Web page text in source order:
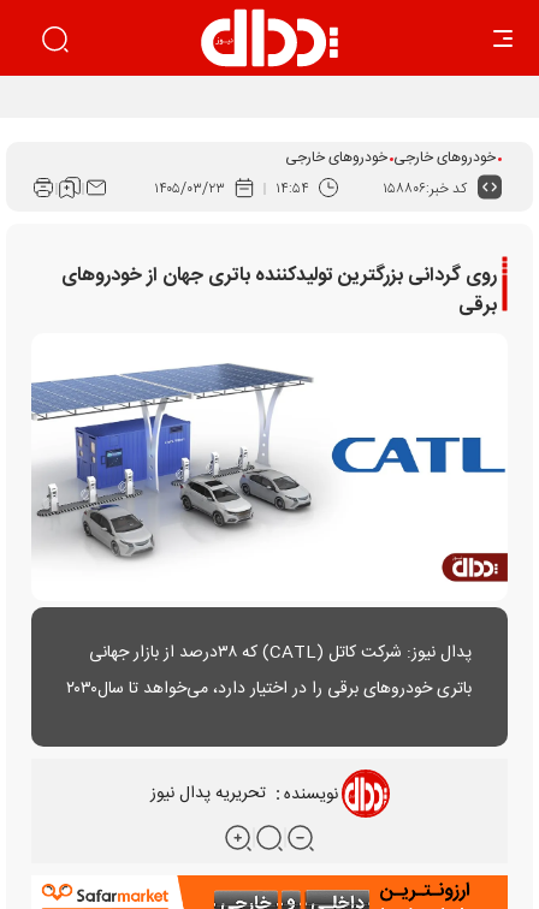
خودروهای خارجی خودروهای خارجی
کد خبر:۱۵۸۸۰۶ ۱۴:۵۴ ۱۴۰۵/۰۳/۲۳
روی گردانی بزرگترین تولیدکننده باتری جهان از خودروهای
برقی
پدال نیوز: شرکت کاتل (CATL) که ۳۸درصد از بازار جهانی
باتری خودروهای برقی را در اختیار دارد، می‌خواهد تا سال۲۰۳۰
نویسنده: تحریریه پدال نیوز